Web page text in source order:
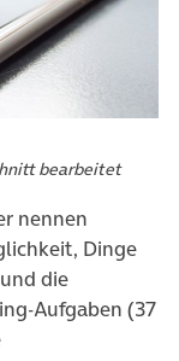
bearbeitet
nennen
Dinge
die
Aufgaben (37